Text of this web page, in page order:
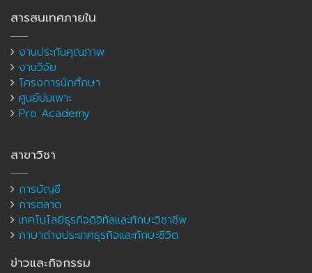
สารสนเทศภายใน
งานประกันคุณภาพ
งานวิจัย
โครงการนักศึกษา
ศูนย์บ่มเพาะ
Pro Academy
สาขาวิชา
การบัญชี
การตลาด
เทคโนโลยีธุรกิจดิจิทัลและทักษะวิชาชีพ
ภาษาต่างประเทศธุรกิจและทักษะชีวิต
ข่าวและกิจกรรม